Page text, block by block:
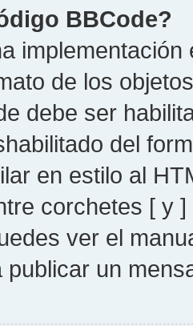
BBCode?
de los
debe ser
del
en estilo al
corchetes [ y
ver el
un